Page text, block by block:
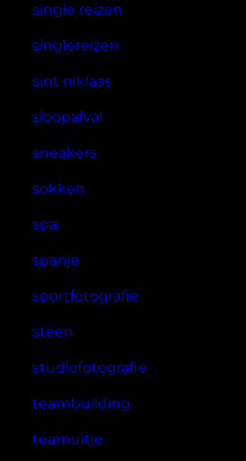
single reizen
singlereizen
sint niklaas
sloopafval
sneakers
sokken
spa
spanje
sportfotografie
steen
studiofotografie
teambuilding
teamuitje